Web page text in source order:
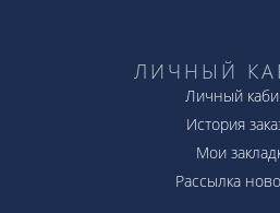
ЛИЧНЫЙ
Личный
История
Мои
Рассылка